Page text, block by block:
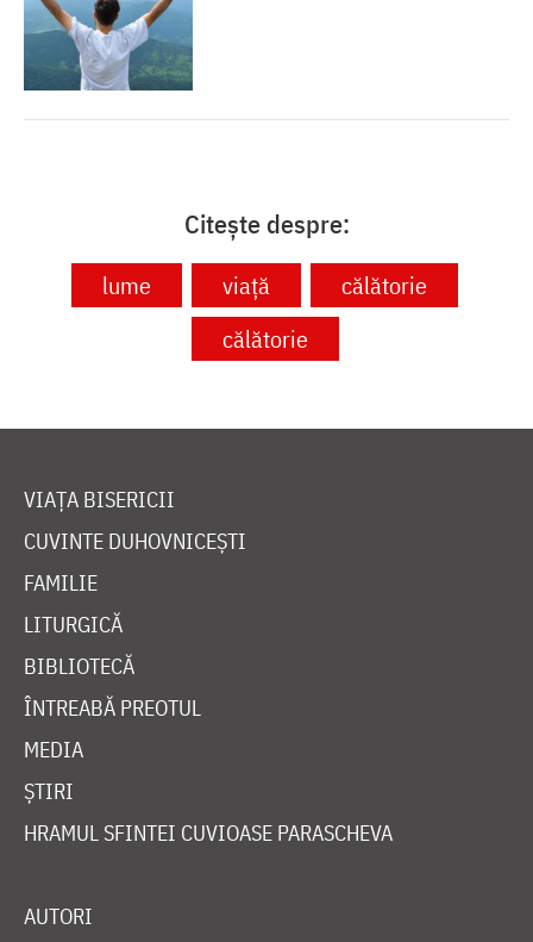
Citește despre:
lume viață
călătorie
călătorie
VIAȚA BISERICII
CUVINTE DUHOVNICEȘTI
FAMILIE
LITURGICĂ
BIBLIOTECĂ
ÎNTREABĂ PREOTUL
MEDIA
ȘTIRI
HRAMUL SFINTEI CUVIOASE PARASCHEVA
AUTORI